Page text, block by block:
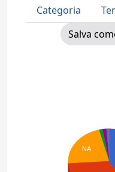
Categoria
Salva
NA